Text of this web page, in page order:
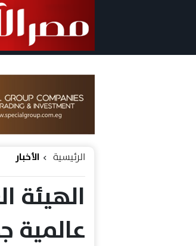
الرئيسية الأخبار
الهيئة
عالمية